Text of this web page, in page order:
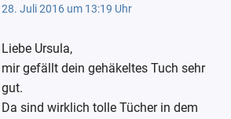
28. Juli 2016 um 13:19 Uhr
Liebe Ursula,
mir gefällt dein gehäkeltes Tuch sehr
gut.
Da sind wirklich tolle Tücher in dem